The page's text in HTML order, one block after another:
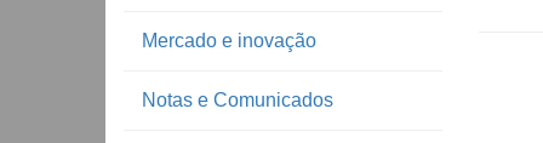
Mercado e inovação
Notas e Comunicados